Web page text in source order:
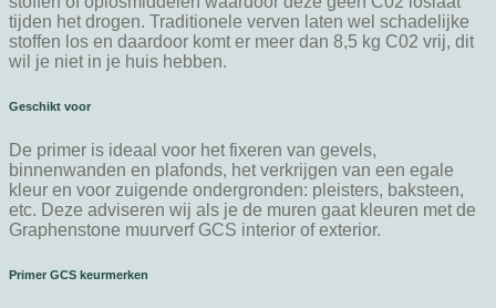
tijden het drogen. Traditionele verven laten wel schadelijke
stoffen los en daardoor komt er meer dan 8,5 kg C02 vrij, dit
wil je niet in je huis hebben.
Geschikt voor
De primer is ideaal voor het fixeren van gevels,
binnenwanden en plafonds, het verkrijgen van een egale
kleur en voor zuigende ondergronden: pleisters, baksteen,
etc. Deze adviseren wij als je de muren gaat kleuren met de
Graphenstone muurverf GCS interior of exterior.
Primer GCS keurmerken